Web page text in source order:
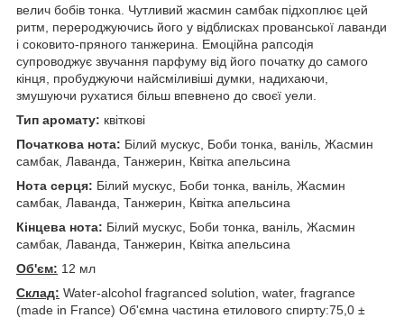
велич бобів тонка. Чутливий жасмин самбак підхоплює цей
ритм, перероджуючись його у відблисках прованської лаванди
і соковито-пряного танжерина. Емоційна рапсодія
супроводжує звучання парфуму від його початку до самого
кінця, пробуджуючи найсміливіші думки, надихаючи,
змушуючи рухатися більш впевнено до своєї уели.
Тип аромату: квіткові
Початкова нота: Білий мускус, Боби тонка, ваніль, Жасмин
самбак, Лаванда, Танжерин, Квітка апельсина
Нота серця: Білий мускус, Боби тонка, ваніль, Жасмин
самбак, Лаванда, Танжерин, Квітка апельсина
Кінцева нота: Білий мускус, Боби тонка, ваніль, Жасмин
самбак, Лаванда, Танжерин, Квітка апельсина
Об'єм: 12 мл
Склад: Water-alcohol fragranced solution, water, fragrance
(made in France) Об'ємна частина етилового спирту:75,0 ±